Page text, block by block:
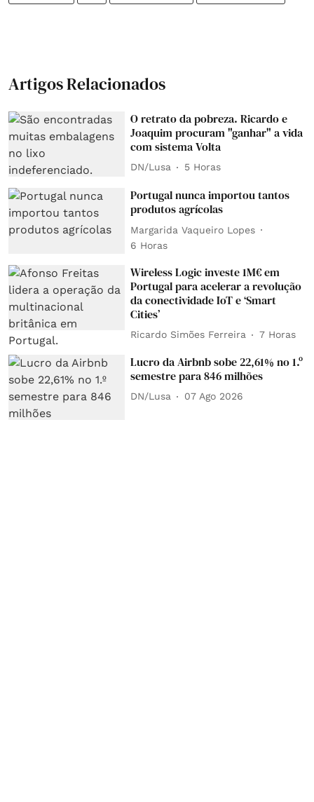
Artigos Relacionados
O retrato da pobreza. Ricardo e
Joaquim procuram "ganhar" a vida
com sistema Volta
DN/Lusa 5 Horas
Portugal nunca importou tantos
produtos agrícolas
Margarida Vaqueiro Lopes
6 Horas
Wireless Logic investe 1M€ em
Portugal para acelerar a revolução
da conectividade IoT e ‘Smart
Cities’
Ricardo Simões Ferreira 7 Horas
Lucro da Airbnb sobe 22,61% no 1.º
semestre para 846 milhões
DN/Lusa 07 Ago 2026